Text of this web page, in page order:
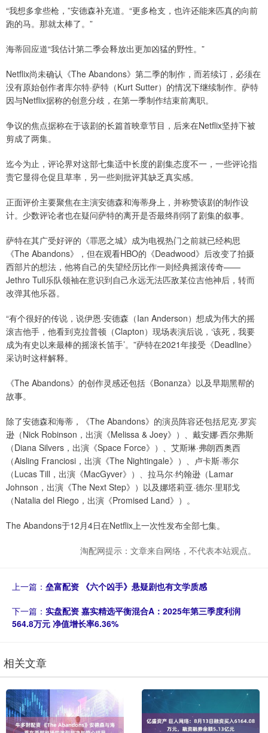
“我想多拿些枪，”安德森补充道。“更多枪支，也许还能来匹真的向前
跑的马。那就太棒了。”
海蒂回应道“我估计第二季会释放出更加凶猛的野性。”
Netflix尚未确认《The Abandons》第二季的制作，而若续订，必须在
没有原始创作者库尔特·萨特（Kurt Sutter）的情况下继续制作。萨特
因与Netflix据称的创意分歧，在第一季制作结束前离职。
争议的焦点据称在于该剧的长篇首映章节目，后来在Netflix坚持下被
剪成了两集。
迄今为止，评论界对这部七集适中长度的剧集态度不一，一些评论指
责它显得仓促且草率，另一些则批评其缺乏真实感。
正面评价主要聚焦在主演安德森和海蒂身上，并称赞该剧的制作设
计。少数评论者也在疑问萨特的离开是否最终削弱了剧集的叙事。
萨特在其广受好评的《罪恶之城》成为电视热门之前就已经构思
《The Abandons》，但在观看HBO的《Deadwood》后改变了拍摄
西部片的想法，他将自己的失望经历比作一则经典摇滚传奇——
Jethro Tull乐队领袖在意识到自己永远无法匹敌某位吉他神后，转而
改弹其他乐器。
“有个很好的传说，说伊恩·安德森（Ian Anderson）想成为伟大的摇
滚吉他手，他看到克拉普顿（Clapton）现场表演后说，‘该死，我要
成为有史以来最棒的摇滚长笛手’。”萨特在2021年接受《Deadline》
采访时这样解释。
《The Abandons》的创作灵感还包括《Bonanza》以及早期黑帮的
故事。
除了安德森和海蒂，《The Abandons》的演员阵容还包括尼克·罗宾
逊（Nick Robinson，出演《Melissa & Joey》）、戴安娜·西尔弗斯
（Diana Silvers，出演《Space Force》）、艾斯琳·弗朗西奥西
（Aisling Franciosi，出演《The Nightingale》）、卢卡斯·蒂尔
（Lucas Till，出演《MacGyver》）、拉马尔·约翰逊（Lamar
Johnson，出演《The Next Step》）以及娜塔莉亚·德尔·里耶戈
（Natalia del Riego，出演《Promised Land》）。
The Abandons于12月4日在Netflix上一次性发布全部七集。
淘配网提示：文章来自网络，不代表本站观点。
上一篇： 垒富配资 《六个凶手》悬疑剧也有文学质感
下一篇： 实盘配资 嘉实精选平衡混合A：2025年第三季度利润
564.8万元 净值增长率6.36%
相关文章